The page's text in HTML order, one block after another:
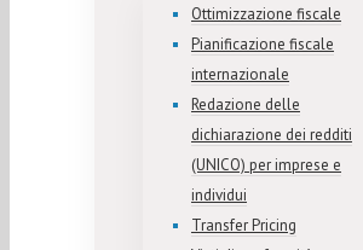
Ottimizzazione fiscale
Pianificazione fiscale
internazionale
Redazione delle
dichiarazione dei redditi
(UNICO) per imprese e
individui
Transfer Pricing